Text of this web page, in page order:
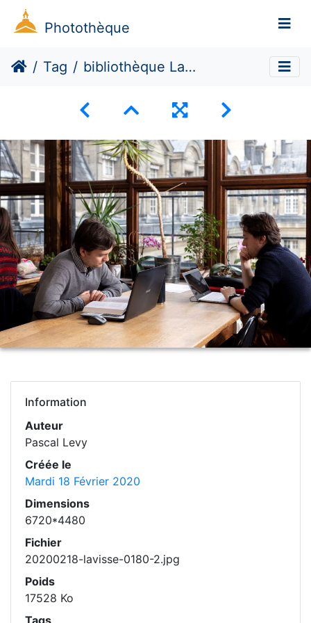
Photothèque
Tag bibliothèque Lavisse
Information
Auteur
Pascal Levy
Créée le
Mardi 18 Février 2020
Dimensions
6720*4480
Fichier
20200218-lavisse-0180-2.jpg
Poids
17528 Ko
Tags